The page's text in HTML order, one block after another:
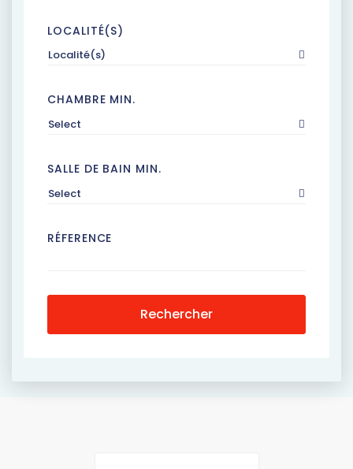
LOCALITÉ(S)
Localité(s)
CHAMBRE MIN.
Select
SALLE DE BAIN MIN.
Select
RÉFERENCE
Rechercher